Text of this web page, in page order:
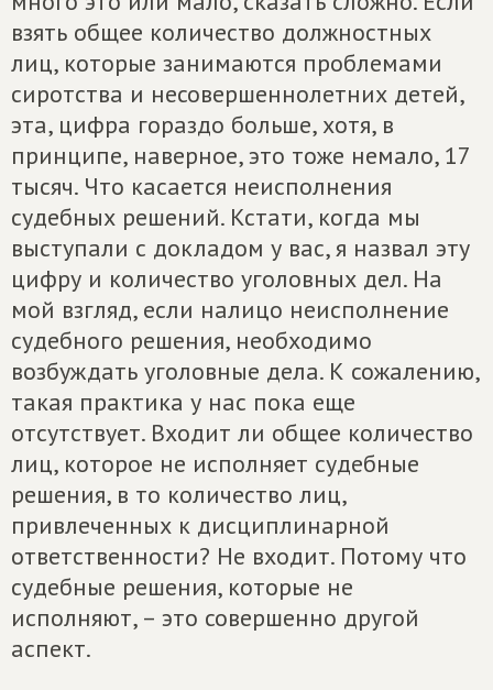
взять общее количество должностных
лиц, которые занимаются проблемами
сиротства и несовершеннолетних детей,
эта, цифра гораздо больше, хотя, в
принципе, наверное, это тоже немало, 17
тысяч. Что касается неисполнения
судебных решений. Кстати, когда мы
выступали с докладом у вас, я назвал эту
цифру и количество уголовных дел. На
мой взгляд, если налицо неисполнение
судебного решения, необходимо
возбуждать уголовные дела. К сожалению,
такая практика у нас пока еще
отсутствует. Входит ли общее количество
лиц, которое не исполняет судебные
решения, в то количество лиц,
привлеченных к дисциплинарной
ответственности? Не входит. Потому что
судебные решения, которые не
исполняют, – это совершенно другой
аспект.